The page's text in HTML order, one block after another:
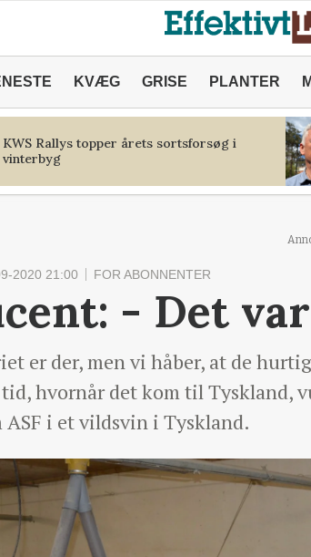
KVÆG GRISE PLANTER
KWS Rallys topper årets sortsforsøg i
vinterbyg
2020 21:00 FOR ABONNENTER
- Det
er der, men vi håber, at de
tid, hvornår det kom til Tyskland,
i et vildsvin i Tyskland.